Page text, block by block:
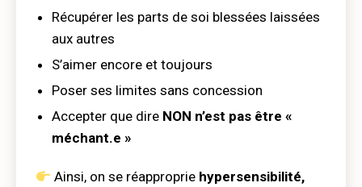
Récupérer les parts de soi blessées laissées
aux autres
S’aimer encore et toujours
Poser ses limites sans concession
Accepter que dire NON n’est pas être «
méchant.e »
Ainsi, on se réapproprie hypersensibilité,